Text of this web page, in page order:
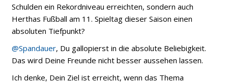
Schulden ein Rekordniveau erreichten, sondern auch
Herthas Fußball am 11. Spieltag dieser Saison einen
absoluten Tiefpunkt?
@Spandauer, Du gallopierst in die absolute Beliebigkeit.
Das wird Deine Freunde nicht besser aussehen lassen.
Ich denke, Dein Ziel ist erreicht, wenn das Thema